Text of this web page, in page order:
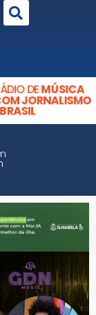
DEMÚSICA
JORNALISMO